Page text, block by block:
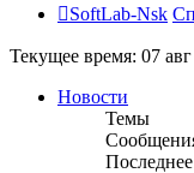
SoftLab-Nsk
Текущее время: 07
Новости
Темы